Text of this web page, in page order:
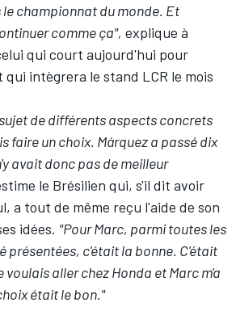
championnat du monde. Et
comme ça", explique à
qui court aujourd'hui pour
intègrera le stand LCR le mois
de différents aspects concrets
faire un choix. Márquez a passé dix
avait donc pas de meilleur
le Brésilien qui, s'il dit avoir
a tout de même reçu l'aide de son
idées. "Pour Marc, parmi toutes les
présentées, c'était la bonne. C'était
voulais aller chez Honda et Marc m'a
était le bon."